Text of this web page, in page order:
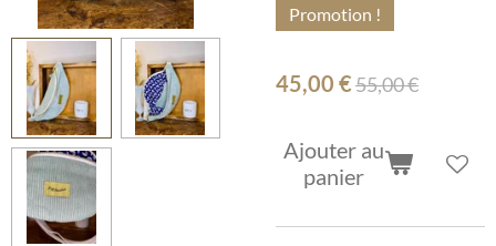
Promotion !
45,00 €55,00 €
Ajouter au
panier